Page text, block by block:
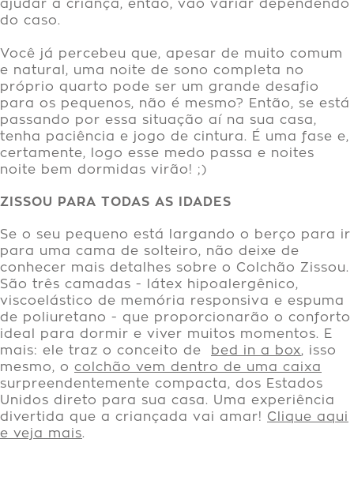
ajudar a criança, então, vão variar dependendo
do caso.
Você já percebeu que, apesar de muito comum
e natural, uma noite de sono completa no
próprio quarto pode ser um grande desafio
para os pequenos, não é mesmo? Então, se está
passando por essa situação aí na sua casa,
tenha paciência e jogo de cintura. É uma fase e,
certamente, logo esse medo passa e noites
noite bem dormidas virão! ;)
ZISSOU PARA TODAS AS IDADES
Se o seu pequeno está largando o berço para ir
para uma cama de solteiro, não deixe de
conhecer mais detalhes sobre o Colchão Zissou.
São três camadas - látex hipoalergênico,
viscoelástico de memória responsiva e espuma
de poliuretano - que proporcionarão o conforto
ideal para dormir e viver muitos momentos. E
mais: ele traz o conceito de
bed in a box, isso
mesmo, o colchão vem dentro de uma caixa
surpreendentemente compacta, dos Estados
Unidos direto para sua casa. Uma experiência
divertida que a criançada vai amar! Clique aqui
e veja mais.